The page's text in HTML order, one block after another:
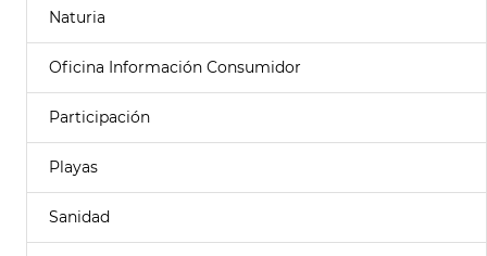
Naturia
Oficina Información Consumidor
Participación
Playas
Sanidad